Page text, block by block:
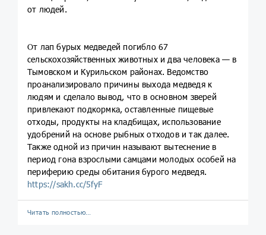
от людей.
От лап бурых медведей погибло 67
сельскохозяйственных животных и два человека — в
Тымовском и Курильском районах. Ведомство
проанализировало причины выхода медведя к
людям и сделало вывод, что в основном зверей
привлекают подкормка, оставленные пищевые
отходы, продукты на кладбищах, использование
удобрений на основе рыбных отходов и так далее.
Также одной из причин называют вытеснение в
период гона взрослыми самцами молодых особей на
периферию среды обитания бурого медведя.
https://sakh.cc/5fyF
Читать полностью…